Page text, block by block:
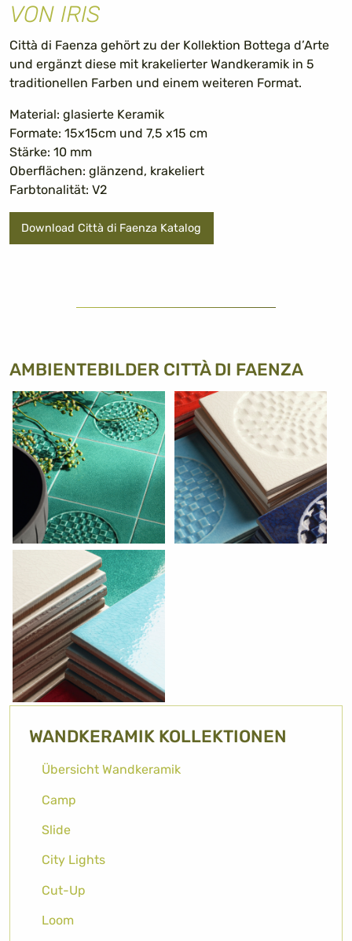
VON IRIS
Città di Faenza gehört zu der Kollektion Bottega d’Arte
und ergänzt diese mit krakelierter Wandkeramik in 5
traditionellen Farben und einem weiteren Format.
Material: glasierte Keramik
Formate: 15x15cm und 7,5 x15 cm
Stärke: 10 mm
Oberflächen: glänzend, krakeliert
Farbtonalität: V2
Download Città di Faenza Katalog
AMBIENTEBILDER CITTÀ DI FAENZA
WANDKERAMIK KOLLEKTIONEN
Übersicht Wandkeramik
Camp
Slide
City Lights
Cut-Up
Loom